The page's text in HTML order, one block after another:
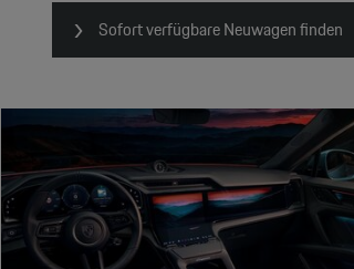
Sofort verfügbare Neuwagen finden